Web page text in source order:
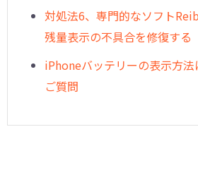
対処法6、専門的なソフト
残量表示の不具合を修復する
iPhoneバッテリーの表示方
ご質問